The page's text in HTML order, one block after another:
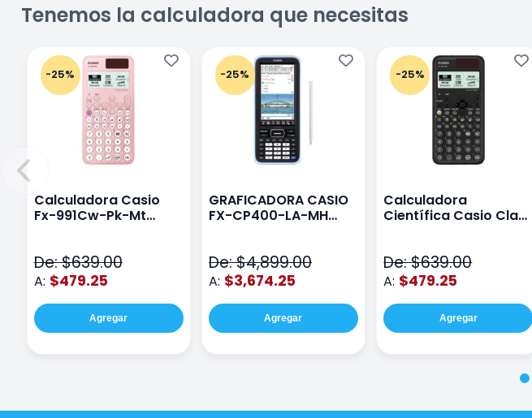
Tenemos la calculadora que necesitas
-25%
Calculadora Casio
Fx-991Cw-Pk-Mt
De: $639.00
A: $479.25
Agregar
-25%
GRAFICADORA CASIO
FX-CP400-LA-MH
De: $4,899.00
A: $3,674.25
Agregar
-25%
Calculadora
Científica Casio Class
De: $639.00
A: $479.25
Agregar